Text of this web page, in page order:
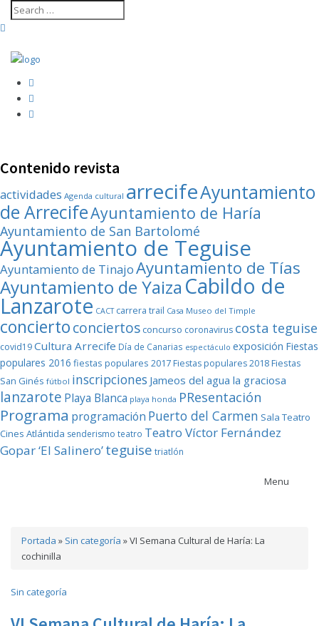
Contenido revista
actividades Agenda cultural arrecifeAyuntamiento
de ArrecifeAyuntamiento de Haría
Ayuntamiento de San Bartolomé
Ayuntamiento de Teguise
Ayuntamiento de TinajoAyuntamiento de Tías
Ayuntamiento de Yaiza Cabildo de
Lanzarote CACT carrera trail Casa Museo del Timple
conciertoconciertos concurso coronavirus costa teguise
covid19Cultura Arrecife Día de Canarias espectáculo exposición Fiestas
populares 2016 fiestas populares 2017 Fiestas populares 2018Fiestas
San Ginés fútbol inscripciones Jameos del agua la graciosa
lanzarote Playa Blanca playa honda PResentación
Programa programación Puerto del Carmen Sala Teatro
Cines Atlántida senderismo teatro Teatro Víctor Fernández
Gopar ‘El Salinero’teguise triatlón
Menu
Portada » Sin categoría »VI Semana Cultural de Haría: La
cochinilla
Sin categoría